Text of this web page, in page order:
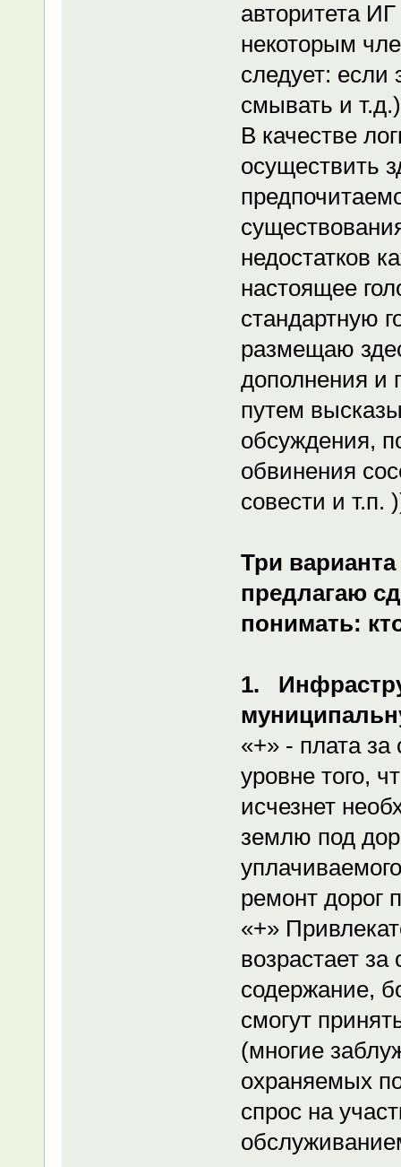
авторитета
некоторым
следует: если
смывать и
В качестве
осуществить
недостатков
настоящее
стандартную
размещаю
дополнения и
путем
обсуждения,
обвинения
совести и т.п.
Три
предлагаю
понимать:
1.
«+» - плата
уровне того,
исчезнет
землю под
ремонт дорог
«+»
возрастает
содержание,
смогут
(многие
охраняемых
спрос на